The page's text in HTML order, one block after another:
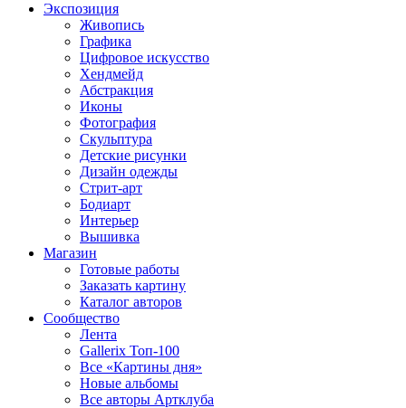
Экспозиция
Живопись
Графика
Цифровое искусство
Хендмейд
Абстракция
Иконы
Фотография
Скульптура
Детские рисунки
Дизайн одежды
Стрит-арт
Бодиарт
Интерьер
Вышивка
Магазин
Готовые работы
Заказать картину
Каталог авторов
Сообщество
Лента
Gallerix Топ-100
Все «Картины дня»
Новые альбомы
Все авторы Артклуба